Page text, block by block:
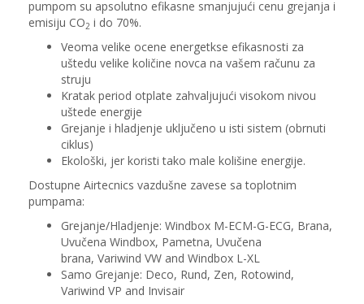
pumpom su apsolutno efikasne smanjujući cenu grejanja i
emisiju CO2 i do 70%.
Veoma velike ocene energetkse efikasnosti za
uštedu velike količine novca na vašem računu za
struju
Kratak period otplate zahvaljujući visokom nivou
uštede energije
Grejanje i hladjenje uključeno u isti sistem (obrnuti
ciklus)
Ekološki, jer koristi tako male kolišine energije.
Dostupne Airtecnics vazdušne zavese sa toplotnim
pumpama:
Grejanje/Hladjenje: Windbox M-ECM-G-ECG, Brana,
Uvučena Windbox, Pametna, Uvučena
brana, Variwind VW and Windbox L-XL
Samo Grejanje: Deco, Rund, Zen, Rotowind,
Variwind VP and Invisair